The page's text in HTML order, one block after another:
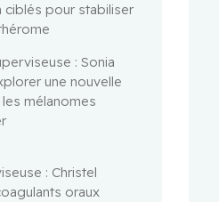
ciblés pour stabiliser
: Sonia
une nouvelle
mélanomes
: Christel
oraux